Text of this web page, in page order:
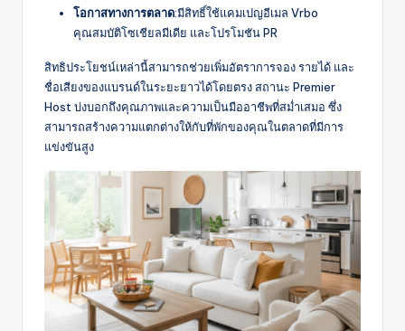
โอกาสทางการตลาด:มีสิทธิ์ใช้แคมเปญอีเมล Vrbo
คุณสมบัติโซเชียลมีเดีย และโปรโมชัน PR
สิทธิประโยชน์เหล่านี้สามารถช่วยเพิ่มอัตราการจอง รายได้ และ
ชื่อเสียงของแบรนด์ในระยะยาวได้โดยตรง สถานะ Premier
Host บ่งบอกถึงคุณภาพและความเป็นมืออาชีพที่สม่ำเสมอ ซึ่ง
สามารถสร้างความแตกต่างให้กับที่พักของคุณในตลาดที่มีการ
แข่งขันสูง